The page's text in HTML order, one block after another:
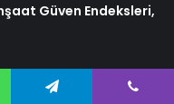
Güven Endeksleri,